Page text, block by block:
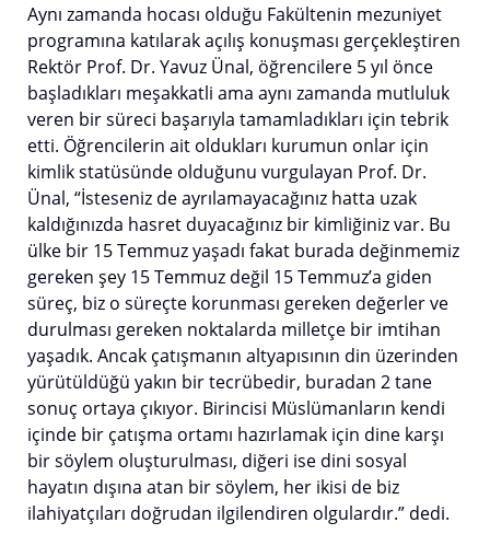
Aynı zamanda hocası olduğu Fakültenin mezuniyet
programına katılarak açılış konuşması gerçekleştiren
Rektör Prof. Dr. Yavuz Ünal, öğrencilere 5 yıl önce
başladıkları meşakkatli ama aynı zamanda mutluluk
veren bir süreci başarıyla tamamladıkları için tebrik
etti. Öğrencilerin ait oldukları kurumun onlar için
kimlik statüsünde olduğunu vurgulayan Prof. Dr.
Ünal, “İsteseniz de ayrılamayacağınız hatta uzak
kaldığınızda hasret duyacağınız bir kimliğiniz var. Bu
ülke bir 15 Temmuz yaşadı fakat burada değinmemiz
gereken şey 15 Temmuz değil 15 Temmuz’a giden
süreç, biz o süreçte korunması gereken değerler ve
durulması gereken noktalarda milletçe bir imtihan
yaşadık. Ancak çatışmanın altyapısının din üzerinden
yürütüldüğü yakın bir tecrübedir, buradan 2 tane
sonuç ortaya çıkıyor. Birincisi Müslümanların kendi
içinde bir çatışma ortamı hazırlamak için dine karşı
bir söylem oluşturulması, diğeri ise dini sosyal
hayatın dışına atan bir söylem, her ikisi de biz
ilahiyatçıları doğrudan ilgilendiren olgulardır.” dedi.